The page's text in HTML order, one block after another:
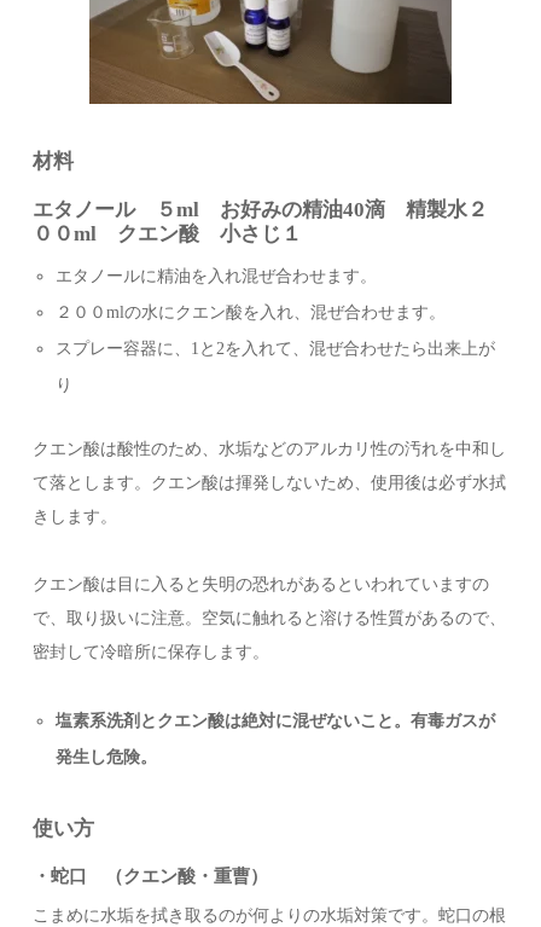
材料
エタノール ５ml お好みの精油40滴 精製水２
００ml クエン酸 小さじ１
エタノールに精油を入れ混ぜ合わせます。
２００mlの水にクエン酸を入れ、混ぜ合わせます。
スプレー容器に、1と2を入れて、混ぜ合わせたら出来上が
り
クエン酸は酸性のため、水垢などのアルカリ性の汚れを中和し
て落とします。クエン酸は揮発しないため、使用後は必ず水拭
きします。
クエン酸は目に入ると失明の恐れがあるといわれていますの
で、取り扱いに注意。空気に触れると溶ける性質があるので、
密封して冷暗所に保存します。
塩素系洗剤とクエン酸は絶対に混ぜないこと。有毒ガスが
発生し危険。
使い方
・蛇口 （クエン酸・重曹）
こまめに水垢を拭き取るのが何よりの水垢対策です。蛇口の根